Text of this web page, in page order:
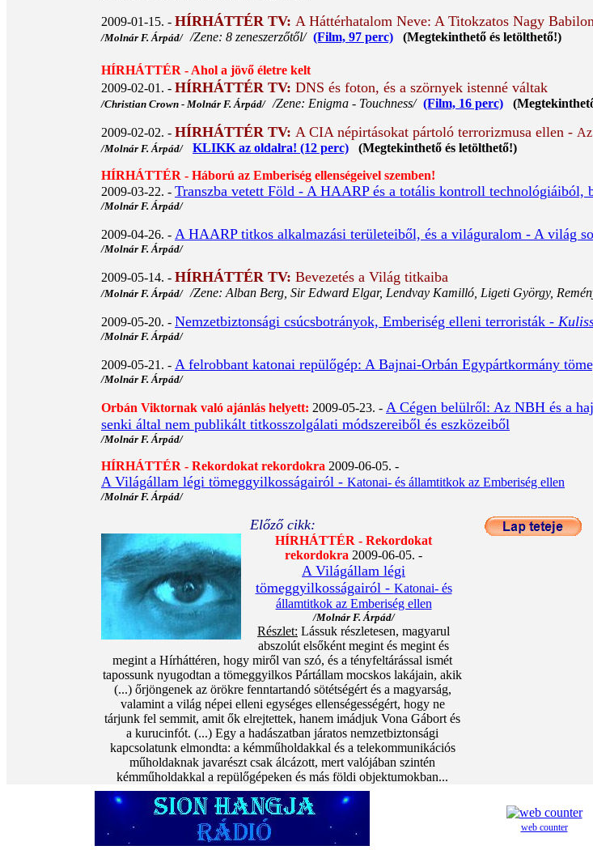
2009-01-15. - HÍRHÁTTÉR TV: A Háttérhatalom Neve: A Titokzatos Nagy
/Molnár F. Árpád//Zene: 8 zeneszerzőtől/ (Film, 97 perc) (Megtekinthető és letölthető!)
HÍRHÁTTÉR - Ahol a jövő életre kelt
2009-02-01. - HÍRHÁTTÉR TV: DNS és foton, és a szörnyek istenné váltak
/Christian Crown - Molnár F. Árpád//Zene: Enigma - Touchness/ (Film, 16 perc)
2009-02-02. - HÍRHÁTTÉR TV: A CIA népirtásokat pártoló terrorizmusa ellen -
/Molnár F. Árpád/ KLIKK az oldalra! (12 perc) (Megtekinthető és letölthető!)
HÍRHÁTTÉR - Háború az Emberiség ellenségeivel szemben!
2009-03-22. - Transzba vetett Föld - A HAARP és a totális kontroll technológiáiból,
/Molnár F. Árpád/
2009-04-26. - A HAARP titkos alkalmazási területeiből, és a világuralom - A világ
/Molnár F. Árpád/
2009-05-14. - HÍRHÁTTÉR TV: Bevezetés a Világ titkaiba
/Molnár F. Árpád//Zene: Alban Berg, Sir Edward Elgar, Lendvay Kamilló, Ligeti György,
2009-05-20. - Nemzetbiztonsági csúcsbotrányok, Emberiség elleni terroristák -
/Molnár F. Árpád/
2009-05-21. - A felrobbant katonai repülőgép: A Bajnai-Orbán Egypártkormány
/Molnár F. Árpád/
Orbán Viktornak való ajánlás helyett: 2009-05-23. - A Cégen belülről: Az NBH és a
senki által nem publikált titkosszolgálati módszereiből és eszközeiből
/Molnár F. Árpád/
HÍRHÁTTÉR - Rekordokat rekordokra 2009-06-05. -
A Világállam légi tömeggyilkosságairól - Katonai- és államtitkok az Emberiség ellen
/Molnár F. Árpád/
Előző cikk:
HÍRHÁTTÉR - Rekordokat
rekordokra 2009-06-05. -
A Világállam légi
tömeggyilkosságairól - Katonai- és
államtitkok az Emberiség ellen
/Molnár F. Árpád/
Részlet: Lássuk részletesen, magyarul
abszolút elsőként megint és megint és
megint a Hírháttéren, hogy miről van szó, és a tényfeltárással ismét
tapossunk nyugodtan a tömeggyilkos Pártállam mocskos lakájain, akik
(...) őrjöngenek az örökre fenntartandó sötétségért és a magyarság,
valamint a világ népei elleni egységes ellenségességért, hogy ne
tárjunk fel semmit, amit ők elrejtettek, hanem imádjuk Vona Gábort és
a kurucinfót. (...) Egy a hadászatban járatos nemzetbiztonsági
kapcsolatunk elmondta: a kémműholdakkal és a telekommunikációs
műholdaknak javarészt csak álcázott, mert valójában szintén
kémműholdakkal a repülőgépeken és más földi objektumokban...
web counter